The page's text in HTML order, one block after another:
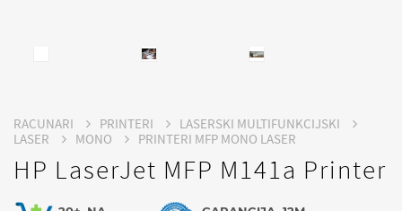
RACUNARI PRINTERI
LASERSKI MULTIFUNKCIJSKI
LASER
MONO PRINTERI MFP MONO LASER
HP LaserJet MFP M141a Printer